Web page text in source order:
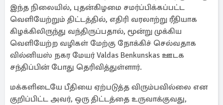
இந்த நிலையில், புதன்கிழமை சமர்ப்பிக்கப்பட்ட
வெளியேற்றும் திட்டத்தில், எதிரி வரலாற்று ரீதியாக
கிழக்கிலிருந்து வந்திருப்பதால், மூன்று முக்கிய
வெளியேற்ற வழிகள் மேற்கு நோக்கிச் செல்வதாக
வில்னியஸ் நகர மேயர் Valdas Benkunskas ஊடக
சந்திப்பின் போது தெரிவித்துள்ளார்.
மக்களிடையே பீதியை ஏற்படுத்த விரும்பவில்லை என
குறிப்பிட்ட அவர், ஒரு திட்டத்தை உருவாக்குவது,